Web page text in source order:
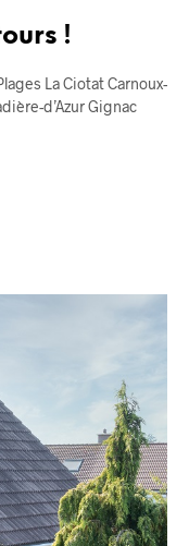
!
La Ciotat Carnoux-
d’Azur Gignac